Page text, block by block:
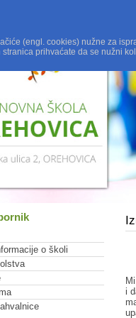
o školi
i
(engl. cookies) nužne za
prihvaćate da se nužni